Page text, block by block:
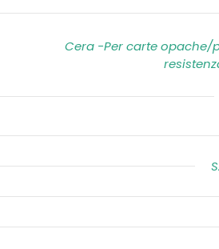
Cera -Per carte opache/